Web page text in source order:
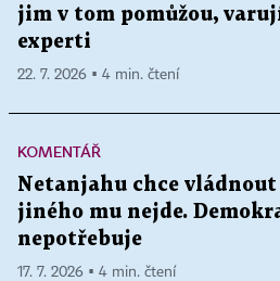
jim v tom pomůžou,
experti
22. 7. 2026 ▪ 4 min. čtení
KOMENTÁŘ
Netanjahu chce
jiného mu nejde.
nepotřebuje
17. 7. 2026 ▪ 4 min. čtení